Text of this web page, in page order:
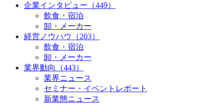
企業インタビュー（449）
飲食・宿泊
卸・メーカー
経営ノウハウ（203）
飲食・宿泊
卸・メーカー
業界動向（443）
業界ニュース
セミナー・イベントレポート
新業態ニュース